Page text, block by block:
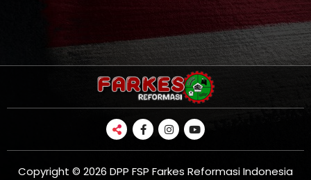
Copyright © 2026 DPP FSP Farkes Reformasi Indonesia